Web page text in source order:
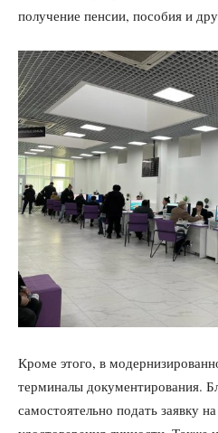
получение пенсии, пособия и
Кроме этого, в
терминалы документирования.
самостоятельно подать заявку